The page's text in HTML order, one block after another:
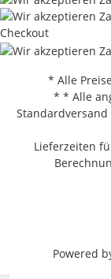
* Alle
* * Alle
Lieferzeiten
Powered